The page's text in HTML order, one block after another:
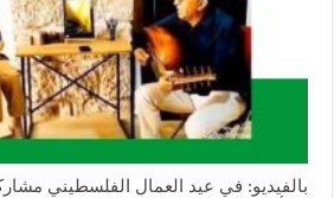
بالفيديو: في عيد العمال الفلسطيني